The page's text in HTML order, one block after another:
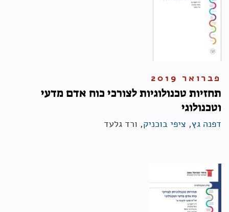
פברואר 2019
תחזיות טכנולוגיות לצורכי כוח אדם מדעי
וטכנולוגי
דפנה גץ, ציפי בוכניק, ורד גלעד